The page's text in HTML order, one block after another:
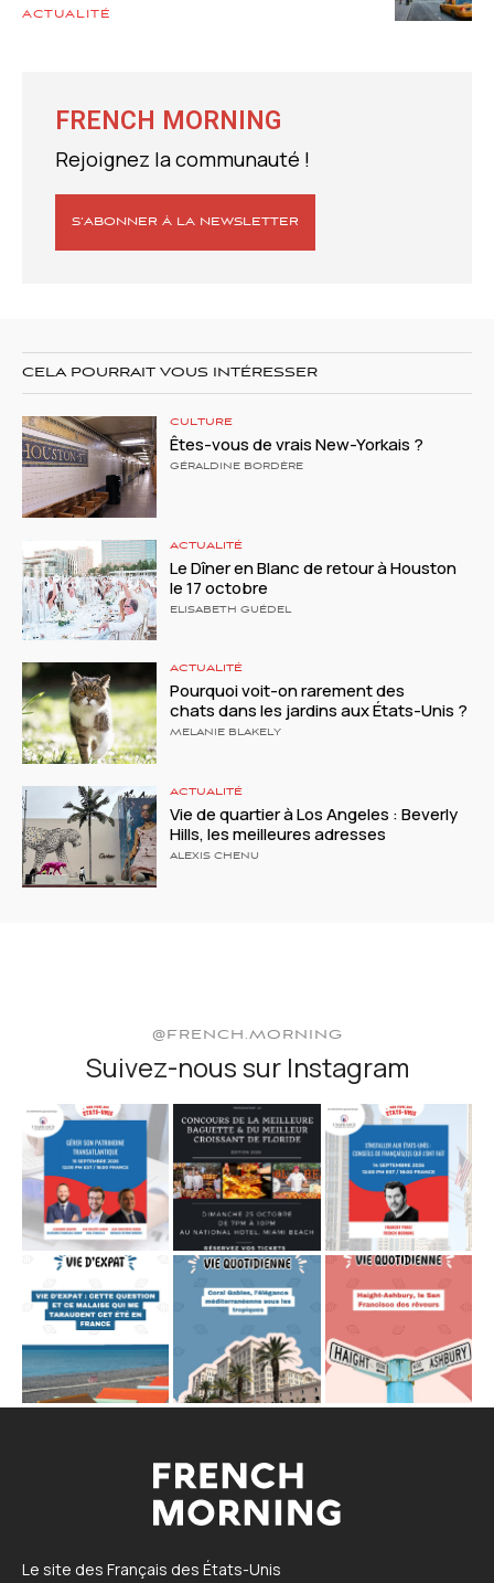
ACTUALITÉ
FRENCH MORNING
Rejoignez la communauté !
S’ABONNER À LA NEWSLETTER
CELA POURRAIT VOUS INTÉRESSER
CULTURE
Êtes-vous de vrais New-Yorkais ?
GÉRALDINE BORDÈRE
ACTUALITÉ
Le Dîner en Blanc de retour à Houston
le 17 octobre
ELISABETH GUÉDEL
ACTUALITÉ
Pourquoi voit-on rarement des
chats dans les jardins aux États-Unis ?
MELANIE BLAKELY
ACTUALITÉ
Vie de quartier à Los Angeles : Beverly
Hills, les meilleures adresses
ALEXIS CHENU
@FRENCH.MORNING
Suivez-nous sur Instagram
Le site des Français des États-Unis